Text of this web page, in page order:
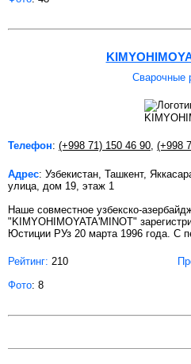
Сварочные
Телефон: (+998 71) 150 46 90 (+998
Адрес: Узбекистан, Ташкент,
улица, дом 19, этаж 1
Наше совместное узбекско-
"KIMYOHIMOYATA'MINOT"
Юстиции РУз 20 марта 1996 года. С
Рейтинг: 210
Фото: 8